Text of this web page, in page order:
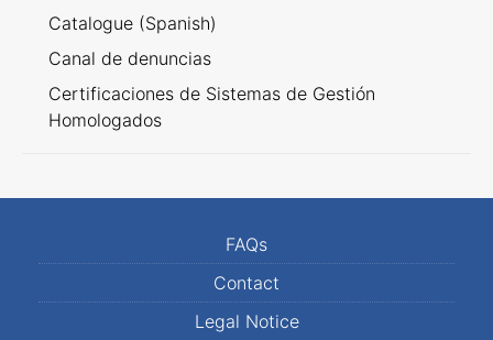
Catalogue (Spanish)
Canal de denuncias
Certificaciones de Sistemas de Gestión
Homologados
FAQs
Contact
Legal Notice